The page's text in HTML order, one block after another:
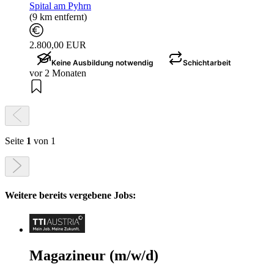
Spital am Pyhrn
(9 km entfernt)
2.800,00 EUR
Keine Ausbildung notwendig Schichtarbeit
vor 2 Monaten
Seite 1 von 1
Weitere bereits vergebene Jobs:
Magazineur (m/w/d)